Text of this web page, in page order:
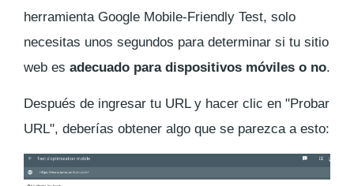
herramienta Google Mobile-Friendly Test, solo
necesitas unos segundos para determinar si tu sitio
web es adecuado para dispositivos móviles o no.
Después de ingresar tu URL y hacer clic en "Probar
URL", deberías obtener algo que se parezca a esto: